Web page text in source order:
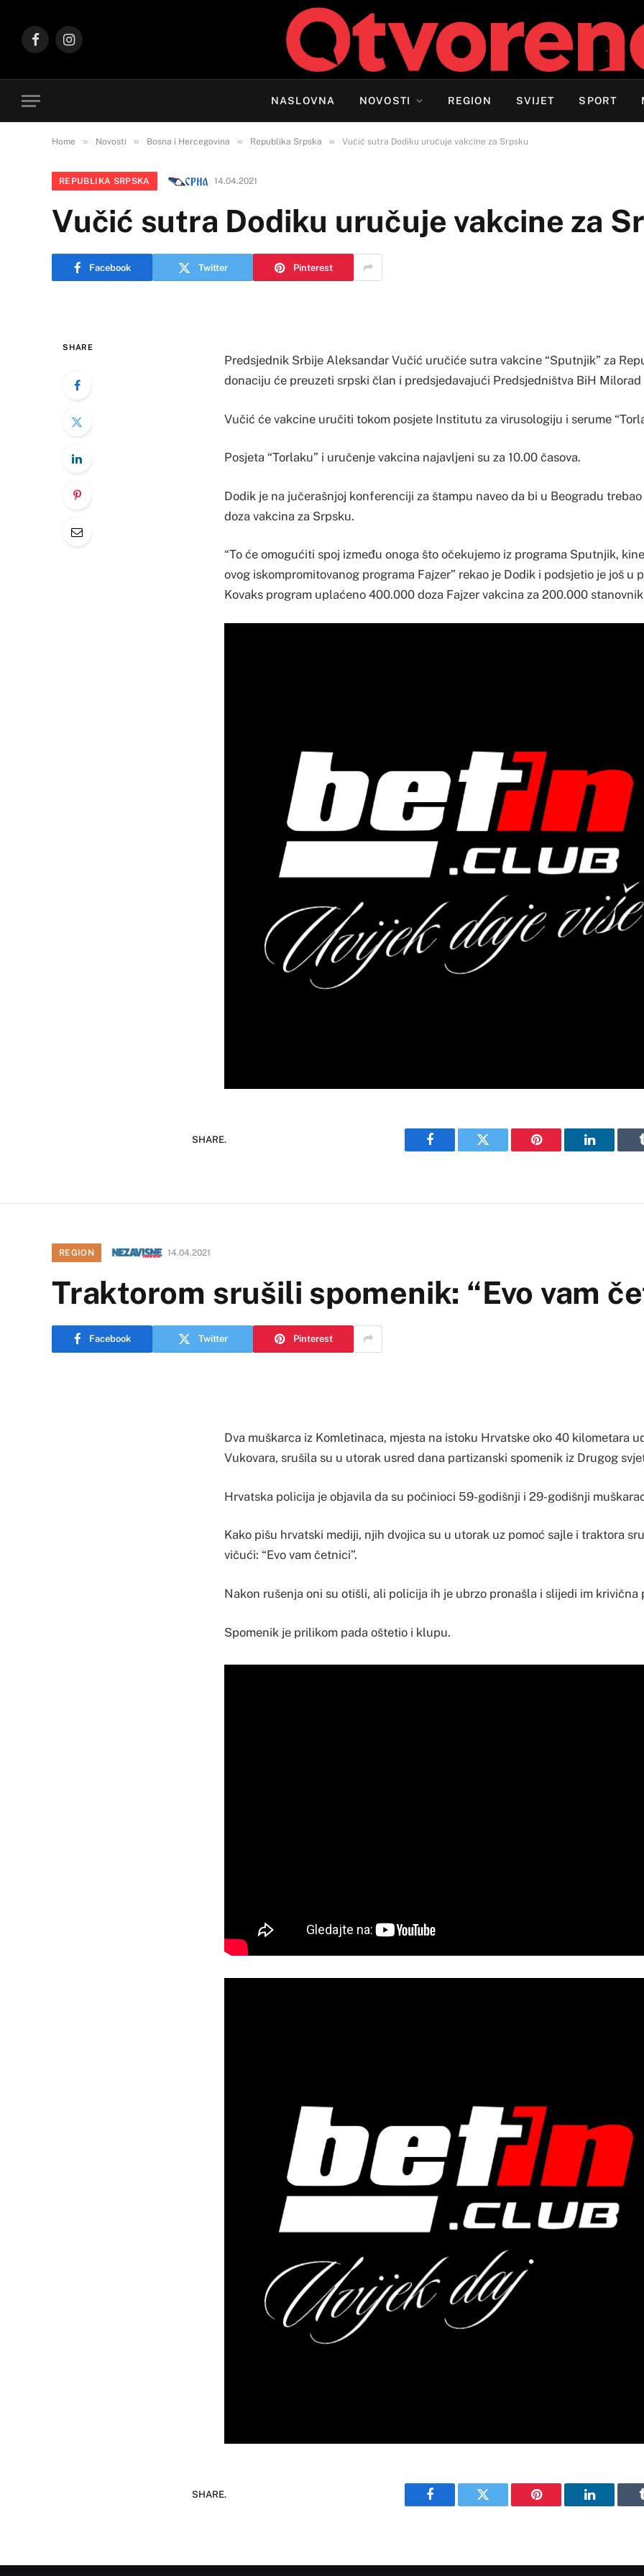
FacebookInstagram
NASLOVNA NOVOSTI REGION SVIJET SPORT
Home » Novosti » Bosna i Hercegovina » Republika Srpska » Vučić sutra Dodiku uručuje vakcine za Srpsku
REPUBLIKA SRPSKA 14.04.2021
Vučić sutra Dodiku uručuje vakcine za
Facebook Twitter Pinterest
SHARE
Predsjednik Srbije Aleksandar Vučić uručiće sutra vakcine “Sputnjik” za
donaciju će preuzeti srpski član i predsjedavajući Predsjedništva BiH Milorad
Vučić će vakcine uručiti tokom posjete Institutu za virusologiju i serume
Posjeta “Torlaku” i uručenje vakcina najavljeni su za 10.00 časova.
Dodik je na jučerašnjoj konferenciji za štampu naveo da bi u Beogradu
doza vakcina za Srpsku.
“To će omogućiti spoj između onoga što očekujemo iz programa Sputnjik,
ovog iskompromitovanog programa Fajzer” rekao je Dodik i podsjetio je još u
Kovaks program uplaćeno 400.000 doza Fajzer vakcina za 200.000
SHARE.
Facebook Twitter Pinterest LinkedIn
REGION 14.04.2021
Traktorom srušili spomenik: “Evo vam
Facebook Twitter Pinterest
Dva muškarca iz Komletinaca, mjesta na istoku Hrvatske oko 40 kilometara
Vukovara, srušila su u utorak usred dana partizanski spomenik iz Drugog
Hrvatska policija je objavila da su počinioci 59-godišnji i 29-godišnji
Kako pišu hrvatski mediji, njih dvojica su u utorak uz pomoć sajle i traktora
vičući: “Evo vam četnici”.
Nakon rušenja oni su otišli, ali policija ih je ubrzo pronašla i slijedi im krivična
Spomenik je prilikom pada oštetio i klupu.
SHARE.
Facebook Twitter Pinterest LinkedIn